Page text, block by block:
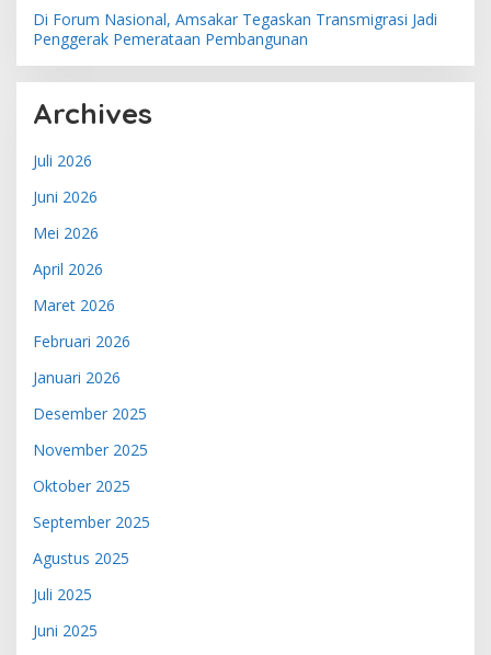
Di Forum Nasional, Amsakar Tegaskan Transmigrasi Jadi
Penggerak Pemerataan Pembangunan
Archives
Juli 2026
Juni 2026
Mei 2026
April 2026
Maret 2026
Februari 2026
Januari 2026
Desember 2025
November 2025
Oktober 2025
September 2025
Agustus 2025
Juli 2025
Juni 2025